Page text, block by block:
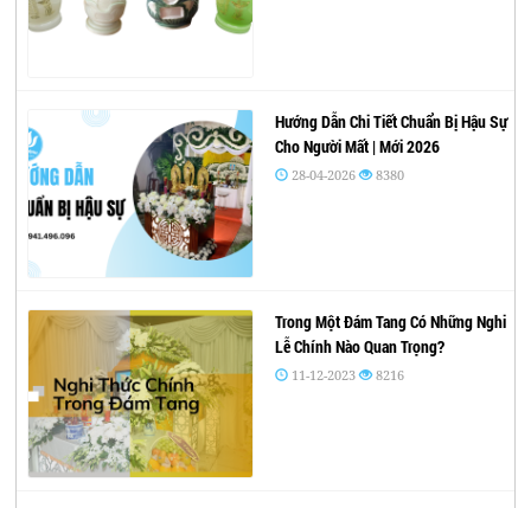
Hướng Dẫn Chi Tiết Chuẩn Bị Hậu Sự
Cho Người Mất | Mới 2026
28-04-2026 8380
Trong Một Đám Tang Có Những Nghi
Lễ Chính Nào Quan Trọng?
11-12-2023 8216